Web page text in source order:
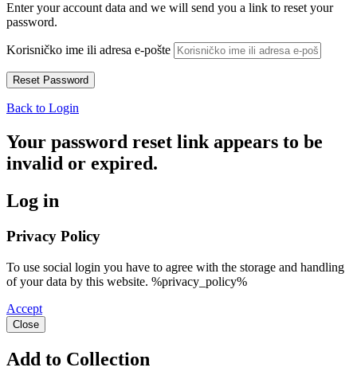
Enter your account data and we will send you a link to reset your
password.
Korisničko ime ili adresa e-pošte
Back to Login
Your password reset link appears to be
invalid or expired.
Log in
Privacy Policy
To use social login you have to agree with the storage and handling
of your data by this website. %privacy_policy%
Accept
Close
Add to Collection